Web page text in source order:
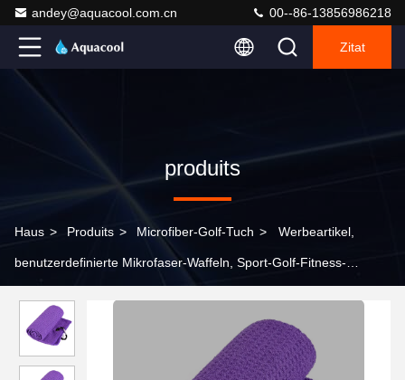
andey@aquacool.com.cn 00--86-13856986218
Zitat
produits
Haus > Produits > Microfiber-Golf-Tuch > Werbeartikel,
benutzerdefinierte Mikrofaser-Waffeln, Sport-Golf-Fitness-